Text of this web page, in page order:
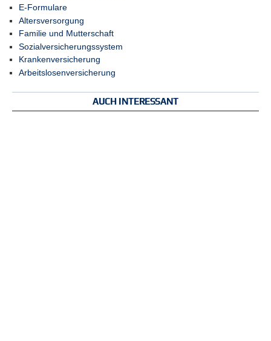
E-Formulare
Altersversorgung
Familie und Mutterschaft
Sozialversicherungssystem
Krankenversicherung
Arbeitslosenversicherung
AUCH INTERESSANT